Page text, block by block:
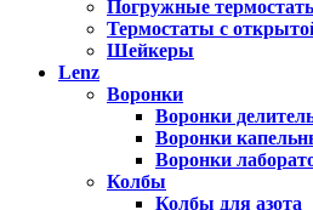
Погружные
Термостаты с
Шейкеры
Lenz
Воронки
Воронки
Воронки
Воронки
Колбы
Колбы для азота